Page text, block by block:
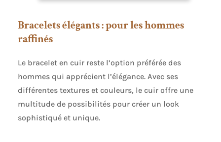
mode natation professionnel et diffusion de la
fréquence cardiaque en temps réel.
Bracelets élégants : pour les hommes
raffinés
Le bracelet en cuir reste l’option préférée des
hommes qui apprécient l’élégance. Avec ses
différentes textures et couleurs, le cuir offre une
multitude de possibilités pour créer un look
sophistiqué et unique.